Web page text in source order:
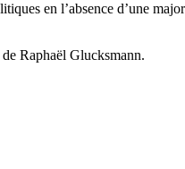
en l’absence d’une
Raphaël Glucksmann.